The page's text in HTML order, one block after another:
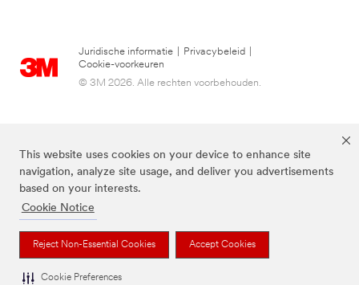
This website uses cookies on your device to enhance site
navigation, analyze site usage, and deliver you advertisements
based on your interests.
Cookie Notice
Reject Non-Essential Cookies Accept Cookies
Cookie Preferences
Juridische informatie Privacybeleid
Cookie-voorkeuren
© 3M 2026. Alle rechten voorbehouden.
3M, Post-it® en de kleur Canary Yellow™ zijn handelsmerken van 3M.